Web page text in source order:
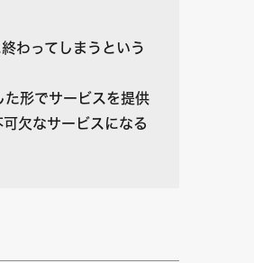
わってしまうという
形でサービスを提供
欠なサービスになる